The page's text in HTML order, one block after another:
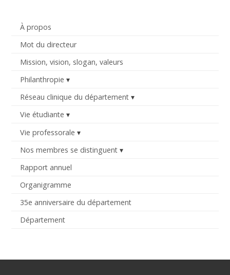
À propos
Mot du directeur
Mission, vision, slogan, valeurs
Philanthropie
Réseau clinique du département
Vie étudiante
Vie professorale
Nos membres se distinguent
Rapport annuel
Organigramme
35e anniversaire du département
Département